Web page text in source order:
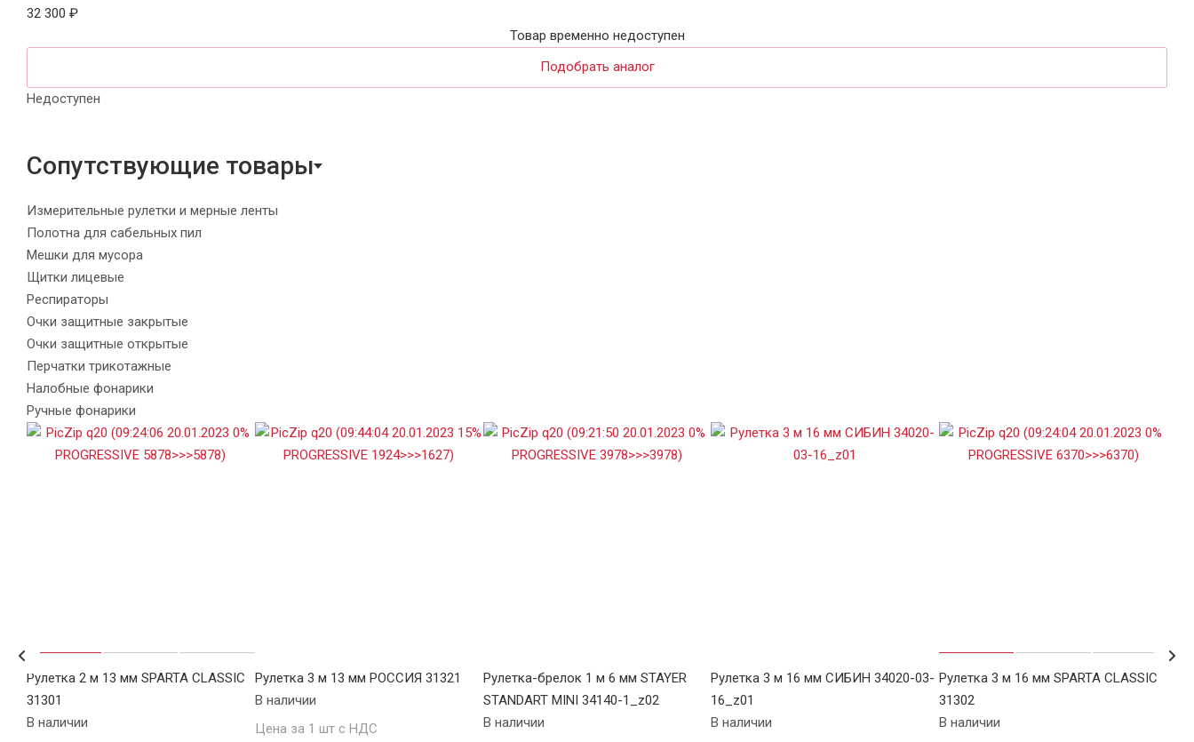
32 300 ₽
Товар временно недоступен
Подобрать аналог
Недоступен
Сопутствующие товары
Измерительные рулетки и мерные ленты
Полотна для сабельных пил
Мешки для мусора
Щитки лицевые
Респираторы
Очки защитные закрытые
Очки защитные открытые
Перчатки трикотажные
Налобные фонарики
Ручные фонарики
Рулетка 2 м 13 мм SPARTA CLASSIC
31301
В наличии
Рулетка 3 м 13 мм РОССИЯ 31321
В наличии
Цена за 1 шт с НДС
Рулетка-брелок 1 м 6 мм STAYER
STANDART MINI 34140-1_z02
В наличии
Рулетка 3 м 16 мм СИБИН 34020-03-
16_z01
В наличии
Рулетка 3 м 16 мм SPARTA CLASSIC
31302
В наличии